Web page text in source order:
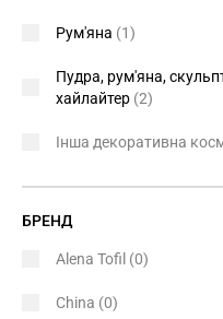
Рум'яна (1)
Пудра, рум'яна,
хайлайтер (2)
Інша декоративна
БРЕНД
Alena Tofil (0)
China (0)